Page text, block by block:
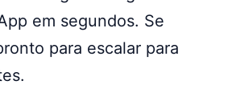
em segundos. Se
para escalar para